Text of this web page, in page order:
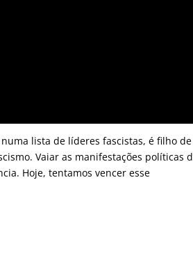
lista de líderes fascistas, é filho
Vaiar as manifestações políticas
Hoje, tentamos vencer esse